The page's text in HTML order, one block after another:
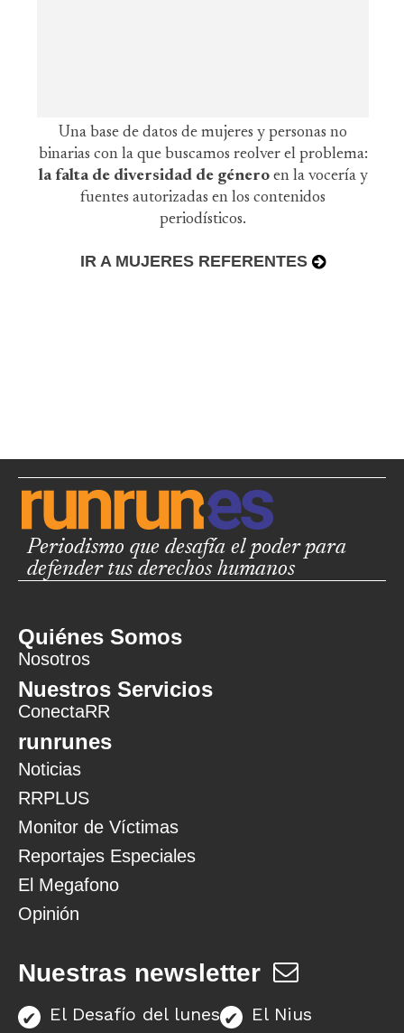
Una base de datos de mujeres y personas no
binarias con la que buscamos reolver el problema:
la falta de diversidad de género en la vocería y
fuentes autorizadas en los contenidos
periodísticos.
IR A MUJERES REFERENTES
Periodismo que desafía el poder para
defender tus derechos humanos
Quiénes Somos
Nosotros
Nuestros Servicios
ConectaRR
runrunes
Noticias
RRPLUS
Monitor de Víctimas
Reportajes Especiales
El Megafono
Opinión
Nuestras newsletter
El Desafío del lunes El Nius